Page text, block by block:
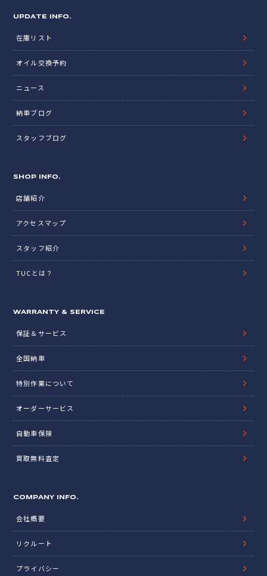
UPDATE INFO.
在庫リスト
オイル交換予約
ニュース
納車ブログ
スタッフブログ
SHOP INFO.
店舗紹介
アクセスマップ
スタッフ紹介
TUCとは？
WARRANTY & SERVICE
保証＆サービス
全国納車
特別作業について
オーダーサービス
自動車保険
買取無料査定
COMPANY INFO.
会社概要
リクルート
プライバシー